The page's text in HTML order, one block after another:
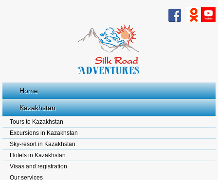
Home
Kazakhstan
Tours to Kazakhstan
Excursions in Kazakhstan
Sky-resort in Kazakhstan
Hotels in Kazakhstan
Visas and registration
Our services